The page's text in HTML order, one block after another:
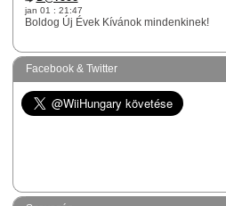
jan 01 : 21:47
Boldog Új Évek Kívánok mindenkinek!
rorr te egy igazi WiiHungary-s túlélő vagy
Na skacok, van még olyan "rejtett" Survivor
dec 09 : 17:29
Facebook & Twitter